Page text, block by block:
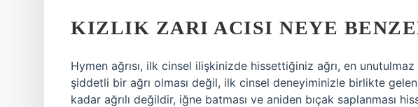
KIZLIK ZARI ACISI NEYE
Hymen ağrısı, ilk cinsel ilişkinizde hissettiğiniz ağrı, en
şiddetli bir ağrı olması değil, ilk cinsel deneyiminizle birlikte
kadar ağrılı değildir, iğne batması ve aniden bıçak saplanması